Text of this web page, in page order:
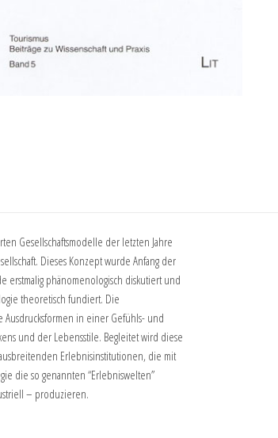
Gesellschaftsmodelle der letzten Jahre
Dieses Konzept wurde Anfang der
erstmalig phänomenologisch diskutiert und
theoretisch fundiert. Die
Ausdrucksformen in einer Gefühls- und
und der Lebensstile. Begleitet wird diese
Erlebnisinstitutionen, die mit
die so genannten “Erlebniswelten”
– produzieren.